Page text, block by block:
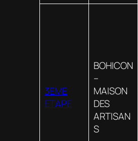
3EME
ETAPE
BOHICON
–
MAISON
DES
ARTISAN
S